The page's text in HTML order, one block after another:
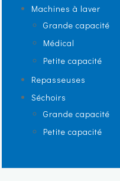
Machines à laver
Grande capacité
Médical
Petite capacité
Repasseuses
Séchoirs
Grande capacité
Petite capacité